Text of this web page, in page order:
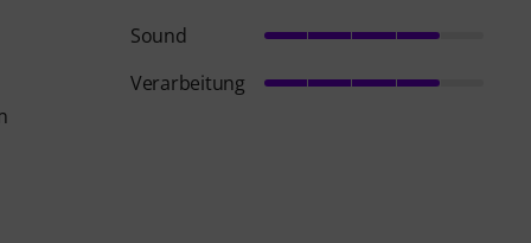
Sound
Verarbeitung